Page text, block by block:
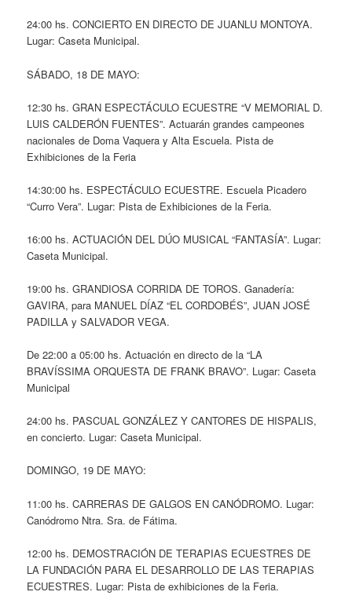
24:00 hs. CONCIERTO EN DIRECTO DE JUANLU MONTOYA.
Lugar: Caseta Municipal.
SÁBADO, 18 DE MAYO:
12:30 hs. GRAN ESPECTÁCULO ECUESTRE “V MEMORIAL D.
LUIS CALDERÓN FUENTES”. Actuarán grandes campeones
nacionales de Doma Vaquera y Alta Escuela. Pista de
Exhibiciones de la Feria
14:30:00 hs. ESPECTÁCULO ECUESTRE. Escuela Picadero
“Curro Vera”. Lugar: Pista de Exhibiciones de la Feria.
16:00 hs. ACTUACIÓN DEL DÚO MUSICAL “FANTASÍA”. Lugar:
Caseta Municipal.
19:00 hs. GRANDIOSA CORRIDA DE TOROS. Ganadería:
GAVIRA, para MANUEL DÍAZ “EL CORDOBÉS”, JUAN JOSÉ
PADILLA y SALVADOR VEGA.
De 22:00 a 05:00 hs. Actuación en directo de la “LA
BRAVÍSSIMA ORQUESTA DE FRANK BRAVO”. Lugar: Caseta
Municipal
24:00 hs. PASCUAL GONZÁLEZ Y CANTORES DE HISPALIS,
en concierto. Lugar: Caseta Municipal.
DOMINGO, 19 DE MAYO:
11:00 hs. CARRERAS DE GALGOS EN CANÓDROMO. Lugar:
Canódromo Ntra. Sra. de Fátima.
12:00 hs. DEMOSTRACIÓN DE TERAPIAS ECUESTRES DE
LA FUNDACIÓN PARA EL DESARROLLO DE LAS TERAPIAS
ECUESTRES. Lugar: Pista de exhibiciones de la Feria.